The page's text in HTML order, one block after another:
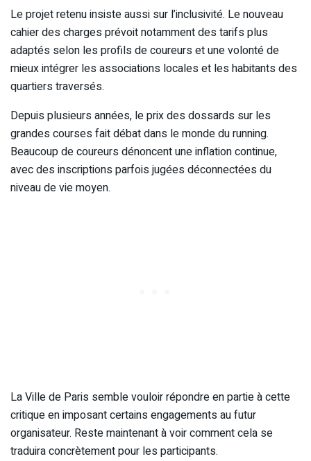
Le projet retenu insiste aussi sur l’inclusivité. Le nouveau
cahier des charges prévoit notamment des tarifs plus
adaptés selon les profils de coureurs et une volonté de
mieux intégrer les associations locales et les habitants des
quartiers traversés.
Depuis plusieurs années, le prix des dossards sur les
grandes courses fait débat dans le monde du running.
Beaucoup de coureurs dénoncent une inflation continue,
avec des inscriptions parfois jugées déconnectées du
niveau de vie moyen.
La Ville de Paris semble vouloir répondre en partie à cette
critique en imposant certains engagements au futur
organisateur. Reste maintenant à voir comment cela se
traduira concrètement pour les participants.